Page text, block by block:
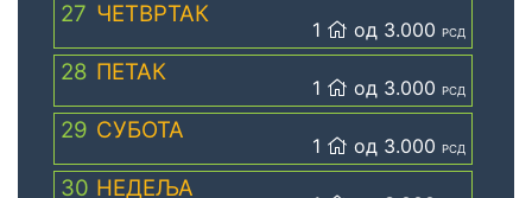
27 ЧЕТВРТАК
1 од 3.000 РСД
28 ПЕТАК
1 од 3.000 РСД
29 СУБОТА
1 од 3.000 РСД
30 НЕДЕЉА